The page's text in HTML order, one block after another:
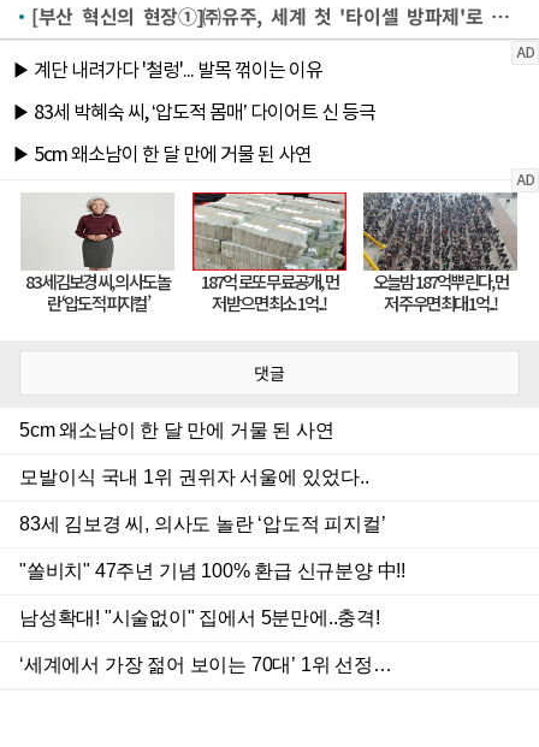
[부산 혁신의 현장①]㈜유주, 세계 첫 '타이셀 방파제'로 안전·경관 두 마리 토끼
댓글